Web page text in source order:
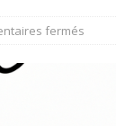
fermés